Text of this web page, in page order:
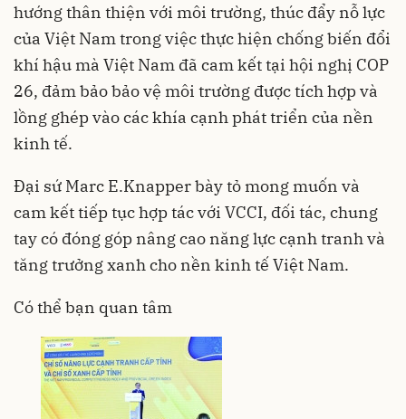
hướng thân thiện với môi trường, thúc đẩy nỗ lực
của Việt Nam trong việc thực hiện chống biến đổi
khí hậu mà Việt Nam đã cam kết tại hội nghị COP
26, đảm bảo bảo vệ môi trường được tích hợp và
lồng ghép vào các khía cạnh phát triển của nền
kinh tế.
Đại sứ Marc E.Knapper bày tỏ mong muốn và
cam kết tiếp tục hợp tác với VCCI, đối tác, chung
tay có đóng góp nâng cao năng lực cạnh tranh và
tăng trưởng xanh cho nền kinh tế Việt Nam.
Có thể bạn quan tâm